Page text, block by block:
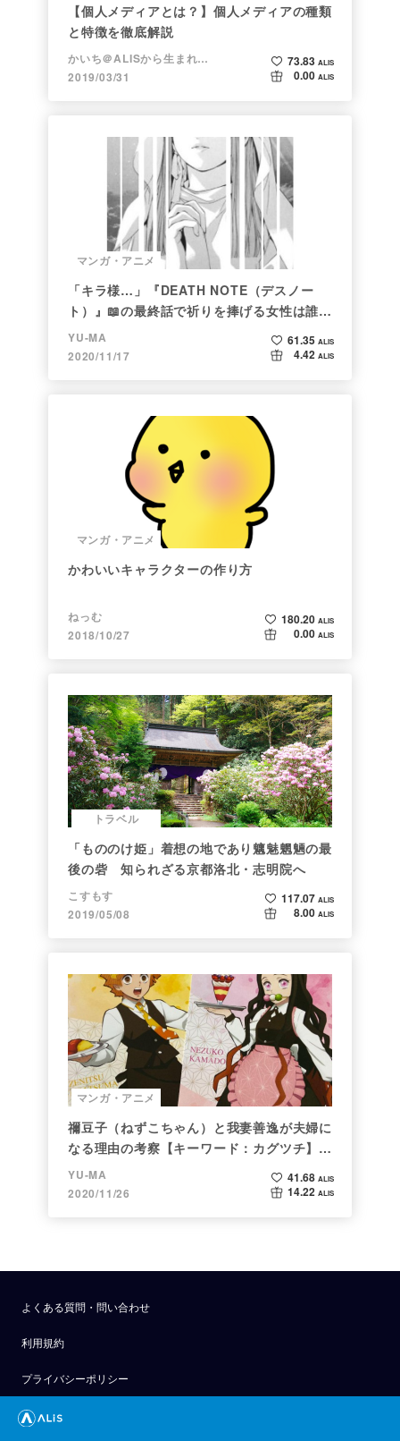
【個人メディアとは？】個人メディアの種類
と特徴を徹底解説
かいち＠ALISから生まれた漫画家
2019/03/31
73.83 ALIS
0.00 ALIS
マンガ・アニメ
「キラ様…」『DEATH NOTE（デスノー
ト）』📖の最終話で祈りを捧げる女性は誰な
のか
YU-MA
2020/11/17
61.35 ALIS
4.42 ALIS
マンガ・アニメ
かわいいキャラクターの作り方
ねっむ
2018/10/27
180.20 ALIS
0.00 ALIS
トラベル
「もののけ姫」着想の地であり魑魅魍魎の最
後の砦 知られざる京都洛北・志明院へ
こすもす
2019/05/08
117.07 ALIS
8.00 ALIS
マンガ・アニメ
禰豆子（ねずこちゃん）と我妻善逸が夫婦に
なる理由の考察【キーワード：カグツチ】＜
後編＞
YU-MA
2020/11/26
41.68 ALIS
14.22 ALIS
よくある質問・問い合わせ
利用規約
プライバシーポリシー
公式アナウンス